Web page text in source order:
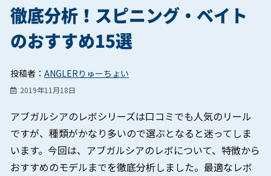
徹底分析！スピニング・ベイト
のおすすめ15選
投稿者： ANGLERりゅーちょい
2019年11月18日
アブガルシアのレボシリーズは口コミでも人気のリール
ですが、種類がかなり多いので選ぶとなると迷ってしま
います。今回は、アブガルシアのレボについて、特徴から
おすすめのモデルまでを徹底分析しました。最適なレボ